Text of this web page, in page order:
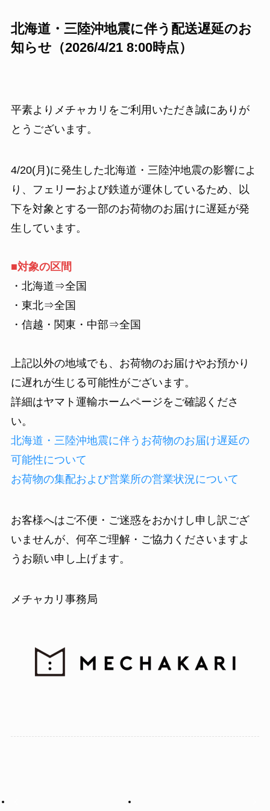
北海道・三陸沖地震に伴う配送遅延のお
知らせ（2026/4/21 8:00時点）
平素よりメチャカリをご利用いただき誠にありが
とうございます。
4/20(月)に発生した北海道・三陸沖地震の影響によ
り、フェリーおよび鉄道が運休しているため、以
下を対象とする一部のお荷物のお届けに遅延が発
生しています。
■対象の区間
・北海道⇒全国
・東北⇒全国
・信越・関東・中部⇒全国
上記以外の地域でも、お荷物のお届けやお預かり
に遅れが生じる可能性がございます。
詳細はヤマト運輸ホームページをご確認くださ
い。
北海道・三陸沖地震に伴うお荷物のお届け遅延の
可能性について
お荷物の集配および営業所の営業状況について
お客様へはご不便・ご迷惑をおかけし申し訳ござ
いませんが、何卒ご理解・ご協力くださいますよ
うお願い申し上げます。
メチャカリ事務局